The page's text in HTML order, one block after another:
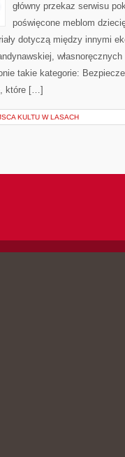
główny przekaz serwisu
poświęcone meblom
dotyczą między innymi
takie kategorie:
które […]
KULTU W LASACH